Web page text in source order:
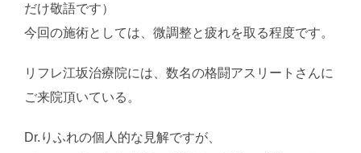
だけ敬語です）
今回の施術としては、微調整と疲れを取る程度です。
リフレ江坂治療院には、数名の格闘アスリートさんに
ご来院頂いている。
Dr.りふれの個人的な見解ですが、